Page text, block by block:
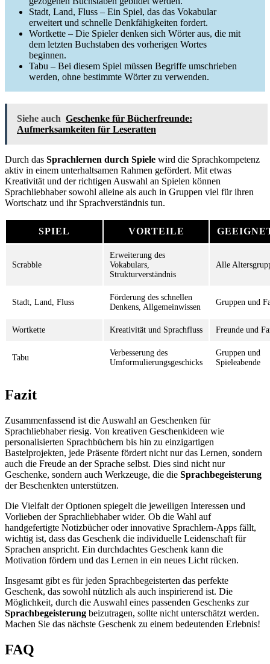
Stadt, Land, Fluss – Ein Spiel, das das Vokabular
erweitert und schnelle Denkfähigkeiten fordert.
Wortkette – Die Spieler denken sich Wörter aus, die mit
dem letzten Buchstaben des vorherigen Wortes
beginnen.
Tabu – Bei diesem Spiel müssen Begriffe umschrieben
werden, ohne bestimmte Wörter zu verwenden.
Siehe auch Geschenke für Bücherfreunde:
Aufmerksamkeiten für Leseratten
Durch das Sprachlernen durch Spiele wird die Sprachkompetenz
aktiv in einem unterhaltsamen Rahmen gefördert. Mit etwas
Kreativität und der richtigen Auswahl an Spielen können
Sprachliebhaber sowohl alleine als auch in Gruppen viel für ihren
Wortschatz und ihr Sprachverständnis tun.
SPIEL VORTEILE
Scrabble
Erweiterung des
Vokabulars,
Strukturverständnis
Alle
Stadt, Land, Fluss
Förderung des schnellen
Denkens, Allgemeinwissen
Gruppen und
Wortkette Kreativität und Sprachfluss Freunde und
Tabu
Verbesserung des
Umformulierungsgeschicks
Gruppen und
Spieleabende
Fazit
Zusammenfassend ist die Auswahl an Geschenken für
Sprachliebhaber riesig. Von kreativen Geschenkideen wie
personalisierten Sprachbüchern bis hin zu einzigartigen
Bastelprojekten, jede Präsente fördert nicht nur das Lernen, sondern
auch die Freude an der Sprache selbst. Dies sind nicht nur
Geschenke, sondern auch Werkzeuge, die die Sprachbegeisterung
der Beschenkten unterstützen.
Die Vielfalt der Optionen spiegelt die jeweiligen Interessen und
Vorlieben der Sprachliebhaber wider. Ob die Wahl auf
handgefertigte Notizbücher oder innovative Sprachlern-Apps fällt,
wichtig ist, dass das Geschenk die individuelle Leidenschaft für
Sprachen anspricht. Ein durchdachtes Geschenk kann die
Motivation fördern und das Lernen in ein neues Licht rücken.
Insgesamt gibt es für jeden Sprachbegeisterten das perfekte
Geschenk, das sowohl nützlich als auch inspirierend ist. Die
Möglichkeit, durch die Auswahl eines passenden Geschenks zur
Sprachbegeisterung beizutragen, sollte nicht unterschätzt werden.
Machen Sie das nächste Geschenk zu einem bedeutenden Erlebnis!
FAQ